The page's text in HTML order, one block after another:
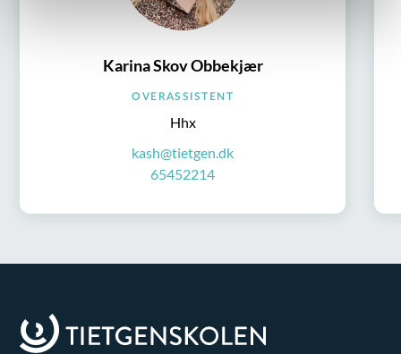
Karina Skov Obbekjær
OVERASSISTENT
Hhx
kash@tietgen.dk
65452214